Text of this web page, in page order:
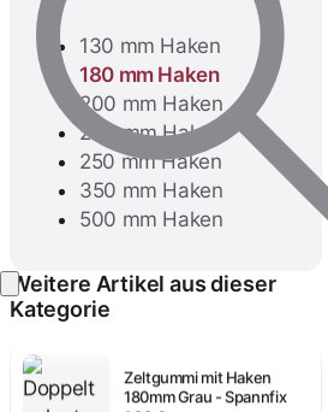
Anmelden
130 mm Haken
180 mm Haken
200 mm Haken
230 mm Haken
250 mm Haken
350 mm Haken
500 mm Haken
Weitere Artikel aus dieser
Kategorie
1,28 €
180mm Grau - Spannfix
1,28 €